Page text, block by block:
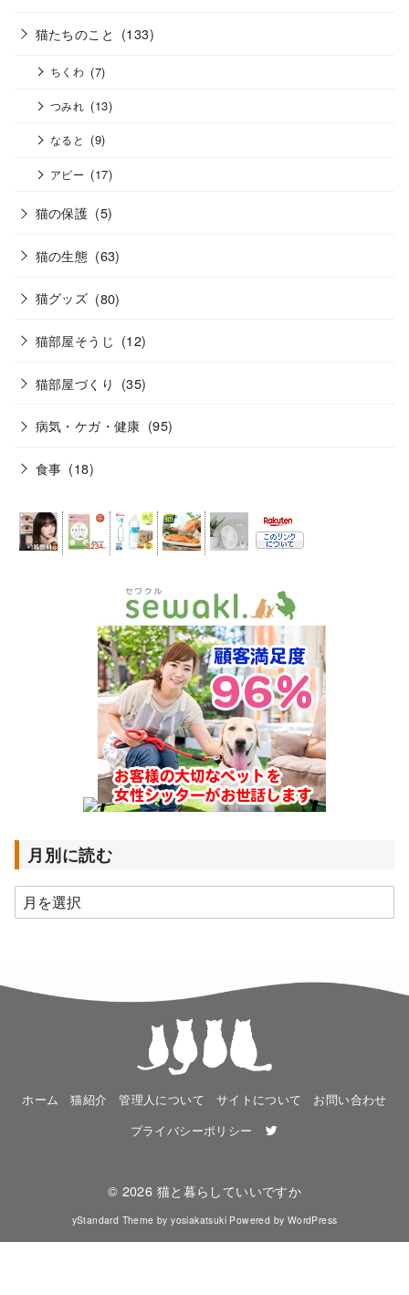
猫たちのこと (133)
ちくわ (7)
つみれ (13)
なると (9)
アビー (17)
猫の保護 (5)
猫の生態 (63)
猫グッズ (80)
猫部屋そうじ (12)
猫部屋づくり (35)
病気・ケガ・健康 (95)
食事 (18)
月別に読む
月
別
む
ホーム 猫紹介 管理人について サイトについて
お問い合わせ
プライバシーポリシー
© 2026 猫と暮らしていいですか
yStandard Theme byyosiakatsuki Powered by WordPress